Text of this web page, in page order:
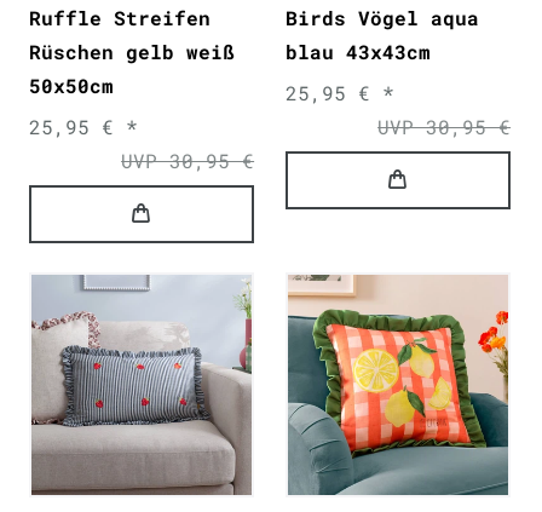
Ruffle Streifen
Rüschen gelb weiß
50x50cm
UVP 30,95 €
25,95 € *
Birds Vögel aqua
blau 43x43cm
UVP 30,95 €
25,95 € *